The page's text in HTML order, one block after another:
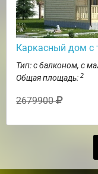
Каркасный дом с
Тип: с балконом, с
Общая площадь: 2
2679900